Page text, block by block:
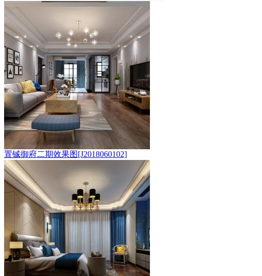
置铖御府二期效果图[J2018060102]